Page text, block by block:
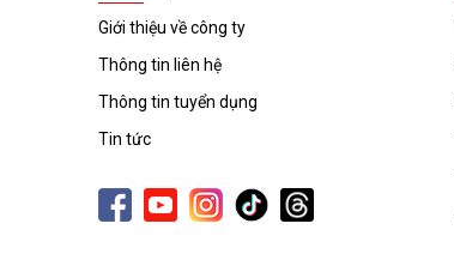
Giới thiệu về công ty
Thông tin liên hệ
Thông tin tuyển dụng
Tin tức